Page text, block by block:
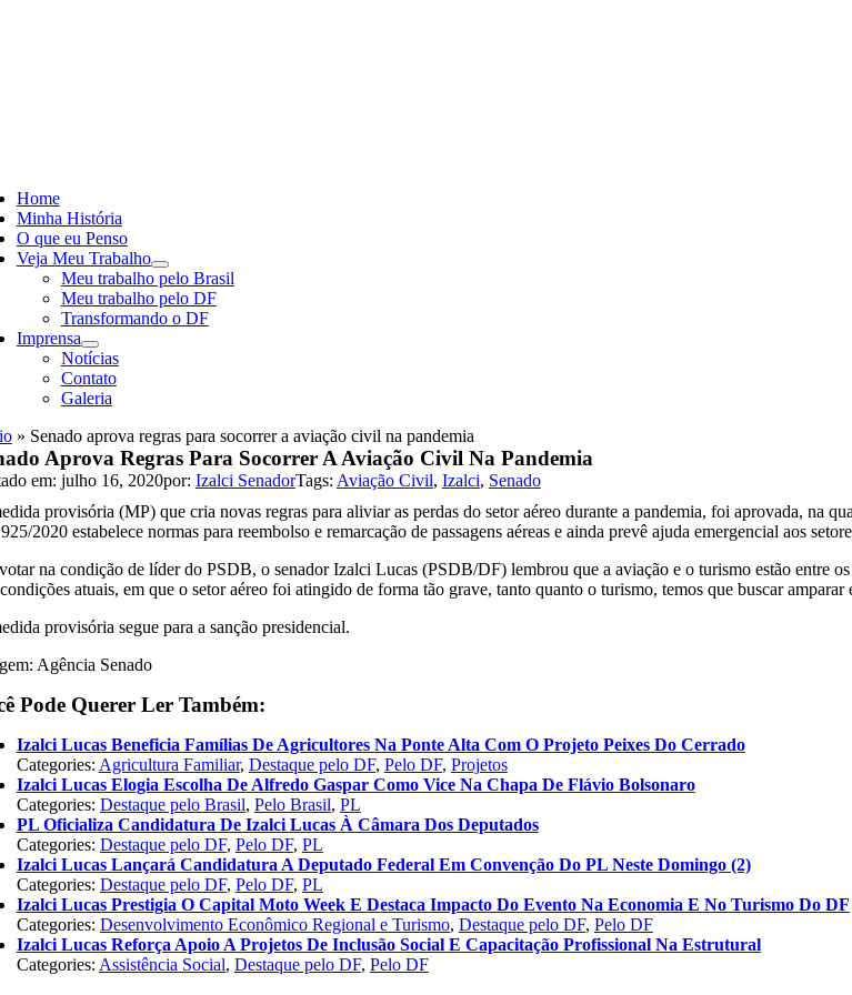
Home
Minha História
O que eu Penso
Veja Meu Trabalho
Meu trabalho pelo Brasil
Meu trabalho pelo DF
Transformando o DF
Imprensa
Notícias
Contato
Galeria
» Senado aprova regras para socorrer a aviação civil na pandemia
Aprova Regras Para Socorrer A Aviação Civil Na Pandemia
em: julho 16, 2020por: Izalci SenadorTags: Aviação Civil, Izalci, Senado
provisória (MP) que cria novas regras para aliviar as perdas do setor aéreo durante a pandemia, foi aprovada, na
2020 estabelece normas para reembolso e remarcação de passagens aéreas e ainda prevê ajuda emergencial aos
na condição de líder do PSDB, o senador Izalci Lucas (PSDB/DF) lembrou que a aviação e o turismo estão entre
atuais, em que o setor aéreo foi atingido de forma tão grave, tanto quanto o turismo, temos que buscar
provisória segue para a sanção presidencial.
Agência Senado
Pode Querer Ler Também:
Izalci Lucas Beneficia Famílias De Agricultores Na Ponte Alta Com O Projeto Peixes Do Cerrado
Categories: Agricultura Familiar, Destaque pelo DF, Pelo DF, Projetos
Izalci Lucas Elogia Escolha De Alfredo Gaspar Como Vice Na Chapa De Flávio Bolsonaro
Categories: Destaque pelo Brasil, Pelo Brasil, PL
PL Oficializa Candidatura De Izalci Lucas À Câmara Dos Deputados
Categories: Destaque pelo DF, Pelo DF, PL
Izalci Lucas Lançará Candidatura A Deputado Federal Em Convenção Do PL Neste Domingo (2)
Categories: Destaque pelo DF, Pelo DF, PL
Izalci Lucas Prestigia O Capital Moto Week E Destaca Impacto Do Evento Na Economia E No Turismo Do DF
Categories: Desenvolvimento Econômico Regional e Turismo, Destaque pelo DF, Pelo DF
Izalci Lucas Reforça Apoio A Projetos De Inclusão Social E Capacitação Profissional Na Estrutural
Categories: Assistência Social, Destaque pelo DF, Pelo DF